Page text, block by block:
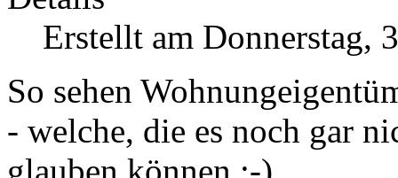
Erstellt am Donnerstag,
So sehen
- welche, die es noch gar